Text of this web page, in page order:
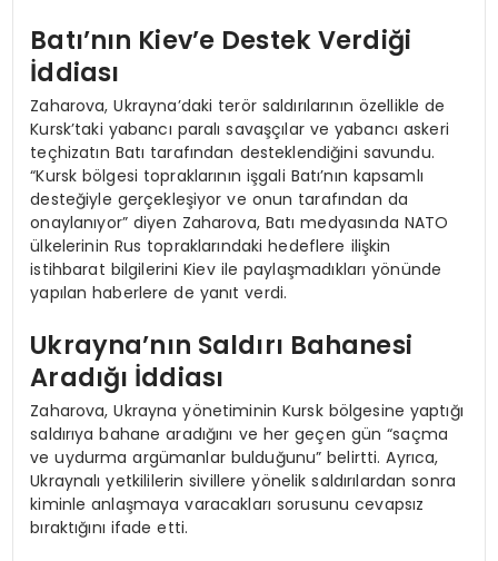
Batı’nın Kiev’e Destek Verdiği
İddiası
Zaharova, Ukrayna’daki terör saldırılarının özellikle de
Kursk’taki yabancı paralı savaşçılar ve yabancı askeri
teçhizatın Batı tarafından desteklendiğini savundu.
“Kursk bölgesi topraklarının işgali Batı’nın kapsamlı
desteğiyle gerçekleşiyor ve onun tarafından da
onaylanıyor” diyen Zaharova, Batı medyasında NATO
ülkelerinin Rus topraklarındaki hedeflere ilişkin
istihbarat bilgilerini Kiev ile paylaşmadıkları yönünde
yapılan haberlere de yanıt verdi.
Ukrayna’nın Saldırı Bahanesi
Aradığı İddiası
Zaharova, Ukrayna yönetiminin Kursk bölgesine yaptığı
saldırıya bahane aradığını ve her geçen gün “saçma
ve uydurma argümanlar bulduğunu” belirtti. Ayrıca,
Ukraynalı yetkililerin sivillere yönelik saldırılardan sonra
kiminle anlaşmaya varacakları sorusunu cevapsız
bıraktığını ifade etti.